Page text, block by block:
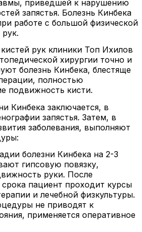
приведшей к нарушению
запястья. Болезнь Кинбека
работе с большой физической
рук.
рук клиники Топ Ихилов
хирургии точно и
болезнь Кинбека, блестяще
полностью
подвижность кисти.
Кинбека заключается, в
запястья. Затем, в
заболевания, выполняют
болезни Кинбека на 2-3
гипсовую повязку,
руки. После
срока пациент проходит курсы
и лечебной физкультуры.
не приводят к
применяется оперативное